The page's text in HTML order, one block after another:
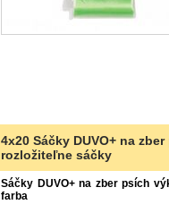
4x20 Sáčky DUVO+ na
rozložiteľne sáčky
Sáčky DUVO+ na zber psích
farba